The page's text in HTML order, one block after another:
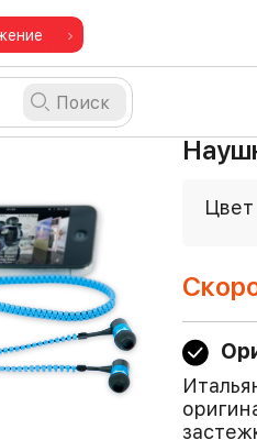
Поиск
Цвет